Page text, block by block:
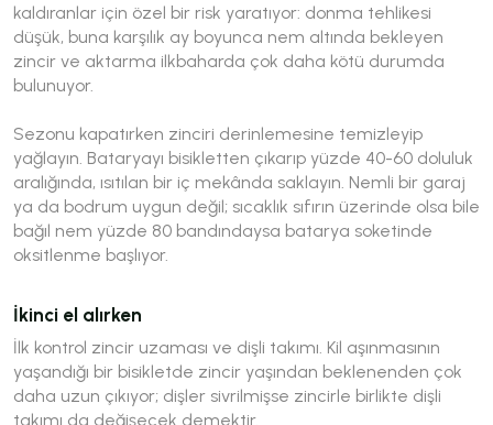
kaldıranlar için özel bir risk yaratıyor: donma tehlikesi
düşük, buna karşılık ay boyunca nem altında bekleyen
zincir ve aktarma ilkbaharda çok daha kötü durumda
bulunuyor.
Sezonu kapatırken zinciri derinlemesine temizleyip
yağlayın. Bataryayı bisikletten çıkarıp yüzde 40-60 doluluk
aralığında, ısıtılan bir iç mekânda saklayın. Nemli bir garaj
ya da bodrum uygun değil; sıcaklık sıfırın üzerinde olsa bile
bağıl nem yüzde 80 bandındaysa batarya soketinde
oksitlenme başlıyor.
İkinci el alırken
İlk kontrol zincir uzaması ve dişli takımı. Kil aşınmasının
yaşandığı bir bisikletde zincir yaşından beklenenden çok
daha uzun çıkıyor; dişler sivrilmişse zincirle birlikte dişli
takımı da değişecek demektir.